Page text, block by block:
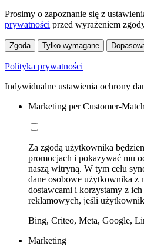
Prosimy o zapoznanie się z
prywatności przed wyrażeniem
Zgoda Tylko wymagane
Polityka prywatności
Indywidualne ustawienia ochrony
Marketing per Customer-Match
Za zgodą użytkownika
promocjach i pokazywać mu
naszą witryną. W tym celu
dane osobowe użytkownika z
dostawcami i korzystamy z
reklamowych, jeśli
Bing, Criteo, Meta, Google,
Marketing